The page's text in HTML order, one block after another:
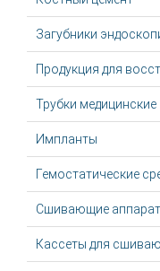
Загубники
Продукция для
Трубки медицинские
Импланты
Гемостатические
Сшивающие
Кассеты для